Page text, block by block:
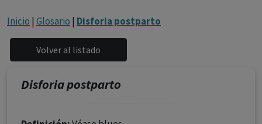
Inicio | Glosario | Disforia postparto
Disforia postparto